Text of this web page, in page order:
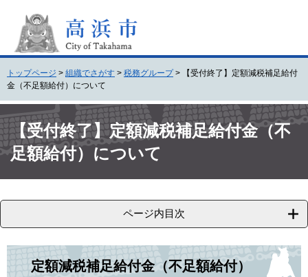
頭
。
飛
て
本
文
トップページ > 組織でさがす > 税務グループ >
【受付終了】定額減税補足給付
金（不足額給付）について
文 【受付終了】定額減税補足給付金（不
足額給付）について
ページ内目次
定額減税補足給付金（不足額給付）